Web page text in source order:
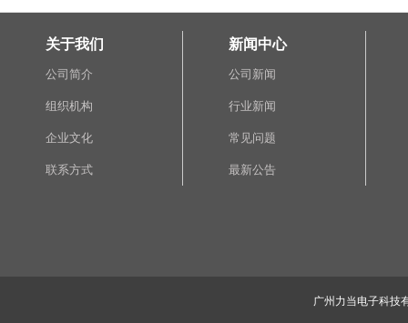
关于我们
公司简介
组织机构
企业文化
联系方式
新闻中心
公司新闻
行业新闻
常见问题
最新公告
广州力当电子科技